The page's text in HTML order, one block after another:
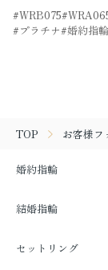
WRB075
プラチナ 婚約指輪
TOP お客様フ
婚約指輪
結婚指輪
セットリング